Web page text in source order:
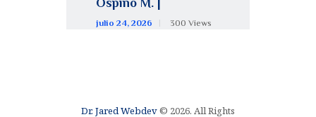
julio 24, 2026 300 Views
Dr. Jared Webdev© 2026. All Rights